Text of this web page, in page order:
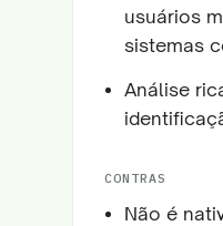
usuários
sistemas
Análise
CONTRAS
Não é